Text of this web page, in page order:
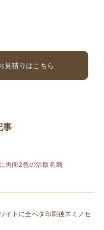
見積りはこちら
事
両面2色の活版名刺
イトに全ベタ印刷後スミノセ